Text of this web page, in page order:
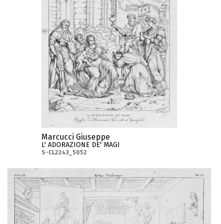
Marcucci Giuseppe
L' ADORAZIONE DE' MAGI
S-CL2243_5052